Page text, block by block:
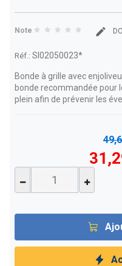
Note
Réf.: SI02050023*
Bonde à grille avec
bonde recommandée pour
plein afin de prévenir les